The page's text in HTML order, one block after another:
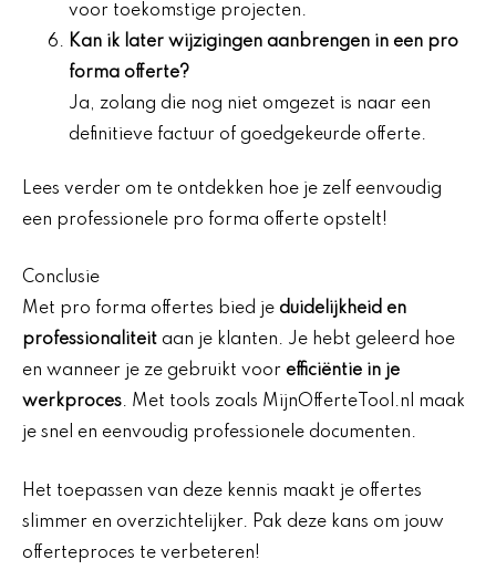
voor toekomstige projecten.
Kan ik later wijzigingen aanbrengen in een pro
forma offerte?
Ja, zolang die nog niet omgezet is naar een
definitieve factuur of goedgekeurde offerte.
Lees verder om te ontdekken hoe je zelf eenvoudig
een professionele pro forma offerte opstelt!
Conclusie
Met pro forma offertes bied je duidelijkheid en
professionaliteit aan je klanten. Je hebt geleerd hoe
en wanneer je ze gebruikt voor efficiëntie in je
werkproces. Met tools zoals MijnOfferteTool.nl maak
je snel en eenvoudig professionele documenten.
Het toepassen van deze kennis maakt je offertes
slimmer en overzichtelijker. Pak deze kans om jouw
offerteproces te verbeteren!